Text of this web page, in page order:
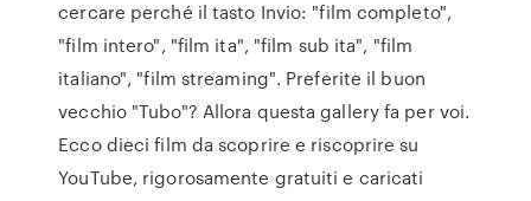
cercare perché il tasto Invio: "film completo",
"film intero", "film ita", "film sub ita", "film
italiano", "film streaming". Preferite il buon
vecchio "Tubo"? Allora questa gallery fa per voi.
Ecco dieci film da scoprire e riscoprire su
YouTube, rigorosamente gratuiti e caricati